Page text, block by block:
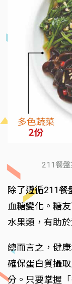
211餐盤
除了遵循211餐
血糖變化。糖
水果類，有助
總而言之，健
確保蛋白質攝
分。只要掌握